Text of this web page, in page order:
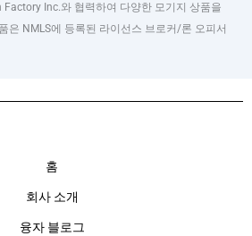
Inc.와 협력하여 다양한 모기지 상품을
은 NMLS에 등록된 라이선스 브로커/론 오피서
홈
회사 소개
융자 블로그